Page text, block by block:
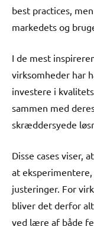
best practices,
markedets og
I de mest
virksomheder har
investere i
sammen med
skræddersyede
Disse cases viser,
at
justeringer. For
bliver det derfor
ved lære af både